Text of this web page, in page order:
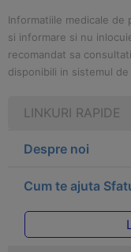
Informatiile medicale
si informare si nu
recomandat sa
disponibili in sistemul de
LINKURI RAPIDE
Despre noi
Cum te ajuta